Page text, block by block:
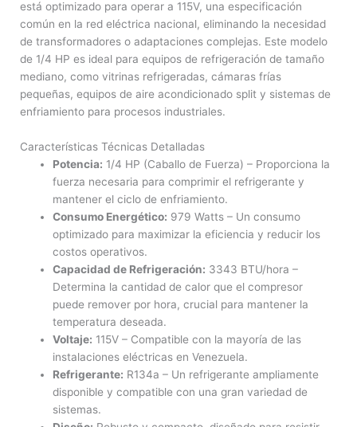
está optimizado para operar a 115V, una especificación
común en la red eléctrica nacional, eliminando la necesidad
de transformadores o adaptaciones complejas. Este modelo
de 1/4 HP es ideal para equipos de refrigeración de tamaño
mediano, como vitrinas refrigeradas, cámaras frías
pequeñas, equipos de aire acondicionado split y sistemas de
enfriamiento para procesos industriales.
Características Técnicas Detalladas
Potencia: 1/4 HP (Caballo de Fuerza) – Proporciona la
fuerza necesaria para comprimir el refrigerante y
mantener el ciclo de enfriamiento.
Consumo Energético: 979 Watts – Un consumo
optimizado para maximizar la eficiencia y reducir los
costos operativos.
Capacidad de Refrigeración: 3343 BTU/hora –
Determina la cantidad de calor que el compresor
puede remover por hora, crucial para mantener la
temperatura deseada.
Voltaje: 115V – Compatible con la mayoría de las
instalaciones eléctricas en Venezuela.
Refrigerante: R134a – Un refrigerante ampliamente
disponible y compatible con una gran variedad de
sistemas.